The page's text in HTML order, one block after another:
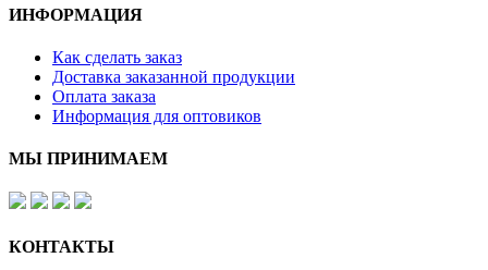
ИНФОРМАЦИЯ
Как сделать заказ
Доставка заказанной продукции
Оплата заказа
Информация для оптовиков
МЫ ПРИНИМАЕМ
КОНТАКТЫ